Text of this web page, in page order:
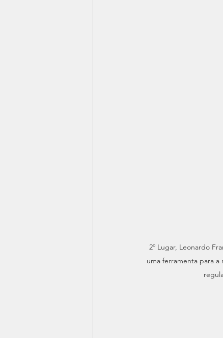
2º Lugar, Leonardo
uma ferramenta para